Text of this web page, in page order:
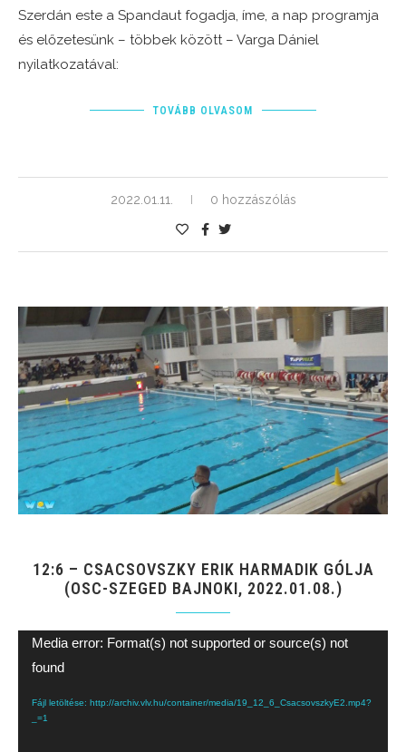
Szerdán este a Spandaut fogadja, íme, a nap programja
és előzetesünk – többek között – Varga Dániel
nyilatkozatával:
TOVÁBB OLVASOM
2022.01.11. 0 hozzászólás
12:6 – CSACSOVSZKY ERIK HARMADIK GÓLJA
(OSC-SZEGED BAJNOKI, 2022.01.08.)
Videólejátszó
Media error: Format(s) not supported or source(s) not
found
Fájl letöltése: http://archiv.vlv.hu/container/media/19_12_6_CsacsovszkyE2.mp4?
_=1